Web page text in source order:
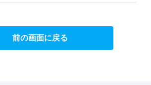
前の画面に戻る